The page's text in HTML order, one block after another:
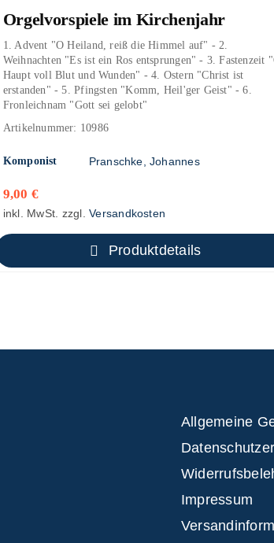
Orgelvorspiele im Kirchenjahr
1. Advent "O Heiland, reiß die Himmel auf" - 2.
Weihnachten "Es ist ein Ros entsprungen" - 3. Fastenzeit
Haupt voll Blut und Wunden" - 4. Ostern "Christ ist
erstanden" - 5. Pfingsten "Komm, Heil'ger Geist" - 6.
Fronleichnam "Gott sei gelobt"
Artikelnummer: 10986
Komponist Pranschke, Johannes
9,00€
inkl. MwSt. zzgl.Versandkosten
Produktdetails
Allgemeine
Impressum